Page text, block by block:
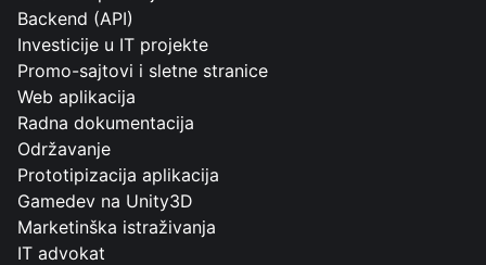
Backend (API)
Investicije u IT projekte
Promo-sajtovi i sletne stranice
Web aplikacija
Radna dokumentacija
Održavanje
Prototipizacija aplikacija
Gamedev na Unity3D
Marketinška istraživanja
IT advokat